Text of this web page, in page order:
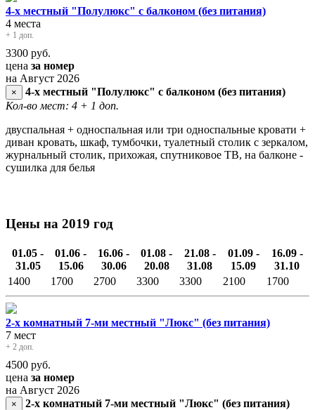
4-х местный "Полулюкс" с балконом (без питания)
4 места
+ 1 доп.
3300 руб.
цена за номер
на Август 2026
×
4-х местный "Полулюкс" с балконом (без питания)
Кол-во мест: 4 + 1 доп.
двуспальная + односпальная или три односпальные кровати +
диван кровать, шкаф, тумбочки, туалетный столик с зеркалом,
журнальный столик, прихожая, спутниковое ТВ, на балконе -
сушилка для белья
Цены на 2019 год
01.05 -
31.05
01.06 -
15.06
16.06 -
30.06
01.08 -
20.08
21.08 -
31.08
01.09 -
15.09
16.09 -
31.10
1400
1700 2700 3300 3300 2100 1700
2-х комнатный 7-ми местный "Люкс" (без питания)
7 мест
+ 2 доп.
4500 руб.
цена за номер
на Август 2026
×
2-х комнатный 7-ми местный "Люкс" (без питания)